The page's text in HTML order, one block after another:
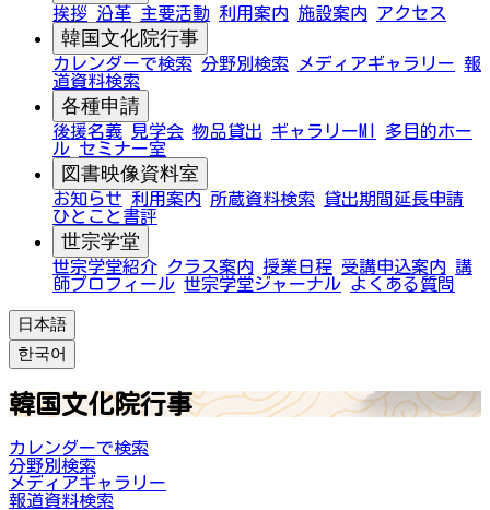
挨拶 沿革 主要活動 利用案内 施設案内 アクセス
韓国文化院行事
カレンダーで検索 分野別検索 メディアギャラリー 報
道資料検索
各種申請
後援名義 見学会 物品貸出 ギャラリーMI
多目的ホー
ル セミナー室
図書映像資料室
お知らせ 利用案内 所蔵資料検索
貸出期間延長申請
ひとこと書評
世宗学堂
世宗学堂紹介 クラス案内 授業日程 受講申込案内 講
師プロフィール 世宗学堂ジャーナル よくある質問
日本語
한국어
韓国文化院行事
カレンダーで検索
分野別検索
メディアギャラリー
報道資料検索